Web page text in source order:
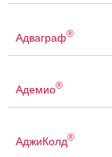
Адваграф®
Адемио®
АджиКолд®